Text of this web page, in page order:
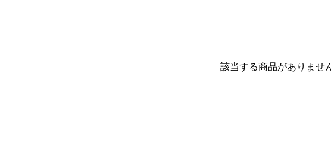
該当する商品がありませ